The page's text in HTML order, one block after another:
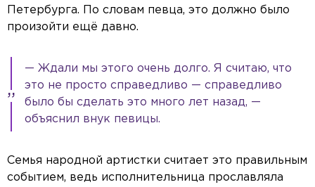
Петербурга. По словам певца, это должно было
произойти ещё давно.
— Ждали мы этого очень долго. Я считаю, что
это не просто справедливо — справедливо
было бы сделать это много лет назад, —
объяснил внук певицы.
Семья народной артистки считает это правильным
событием, ведь исполнительница прославляла